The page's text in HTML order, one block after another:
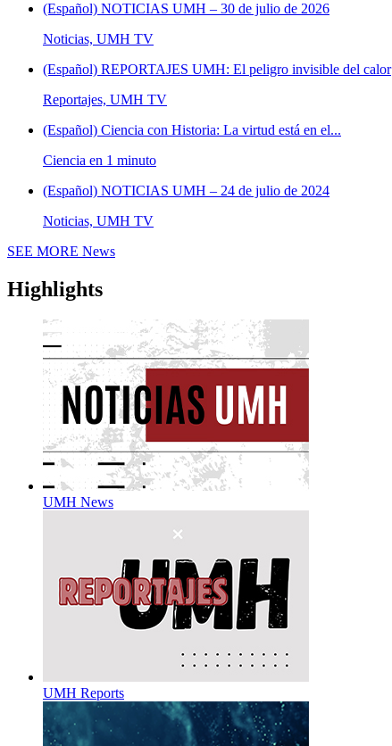
(Español) NOTICIAS UMH – 30 de julio de 2026
Noticias, UMH TV
(Español) REPORTAJES UMH: El peligro invisible del calor
Reportajes, UMH TV
(Español) Ciencia con Historia: La virtud está en el...
Ciencia en 1 minuto
(Español) NOTICIAS UMH – 24 de julio de 2024
Noticias, UMH TV
SEE MORE News
Highlights
UMH News
UMH Reports